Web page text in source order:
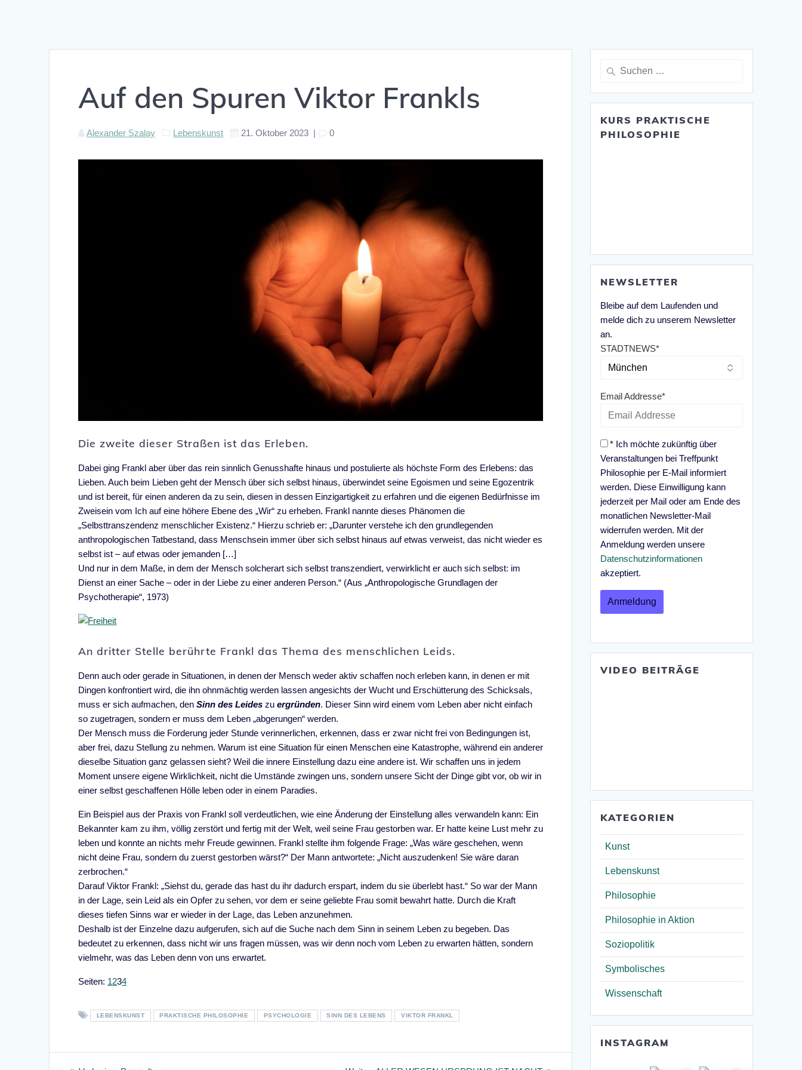
Auf den Spuren Viktor Frankls
Alexander Szalay Lebenskunst 21. Oktober 2023 | 0
Die zweite dieser Straßen ist das Erleben.
Dabei ging Frankl aber über das rein sinnlich Genusshafte hinaus und postulierte als höchste Form des Erlebens: das
Lieben. Auch beim Lieben geht der Mensch über sich selbst hinaus, überwindet seine Egoismen und seine Egozentrik
und ist bereit, für einen anderen da zu sein, diesen in dessen Einzigartigkeit zu erfahren und die eigenen Bedürfnisse im
Zweisein vom Ich auf eine höhere Ebene des „Wir“ zu erheben. Frankl nannte dieses Phänomen die
„Selbsttranszendenz menschlicher Existenz.“ Hierzu schrieb er: „Darunter verstehe ich den grundlegenden
anthropologischen Tatbestand, dass Menschsein immer über sich selbst hinaus auf etwas verweist, das nicht wieder es
selbst ist – auf etwas oder jemanden […]
Und nur in dem Maße, in dem der Mensch solcherart sich selbst transzendiert, verwirklicht er auch sich selbst: im
Dienst an einer Sache – oder in der Liebe zu einer anderen Person.“ (Aus „Anthropologische Grundlagen der
Psychotherapie“, 1973)
An dritter Stelle berührte Frankl das Thema des menschlichen Leids.
Denn auch oder gerade in Situationen, in denen der Mensch weder aktiv schaffen noch erleben kann, in denen er mit
Dingen konfrontiert wird, die ihn ohnmächtig werden lassen angesichts der Wucht und Erschütterung des Schicksals,
muss er sich aufmachen, denSinn des Leides zuergründen. Dieser Sinn wird einem vom Leben aber nicht einfach
so zugetragen, sondern er muss dem Leben „abgerungen“ werden.
Der Mensch muss die Forderung jeder Stunde verinnerlichen, erkennen, dass er zwar nicht frei von Bedingungen ist,
aber frei, dazu Stellung zu nehmen. Warum ist eine Situation für einen Menschen eine Katastrophe, während ein anderer
dieselbe Situation ganz gelassen sieht? Weil die innere Einstellung dazu eine andere ist. Wir schaffen uns in jedem
Moment unsere eigene Wirklichkeit, nicht die Umstände zwingen uns, sondern unsere Sicht der Dinge gibt vor, ob wir in
einer selbst geschaffenen Hölle leben oder in einem Paradies.
Ein Beispiel aus der Praxis von Frankl soll verdeutlichen, wie eine Änderung der Einstellung alles verwandeln kann: Ein
Bekannter kam zu ihm, völlig zerstört und fertig mit der Welt, weil seine Frau gestorben war. Er hatte keine Lust mehr zu
leben und konnte an nichts mehr Freude gewinnen. Frankl stellte ihm folgende Frage: „Was wäre geschehen, wenn
nicht deine Frau, sondern du zuerst gestorben wärst?“ Der Mann antwortete: „Nicht auszudenken! Sie wäre daran
zerbrochen.“
Darauf Viktor Frankl: „Siehst du, gerade das hast du ihr dadurch erspart, indem du sie überlebt hast.“ So war der Mann
in der Lage, sein Leid als ein Opfer zu sehen, vor dem er seine geliebte Frau somit bewahrt hatte. Durch die Kraft
dieses tiefen Sinns war er wieder in der Lage, das Leben anzunehmen.
Deshalb ist der Einzelne dazu aufgerufen, sich auf die Suche nach dem Sinn in seinem Leben zu begeben. Das
bedeutet zu erkennen, dass nicht wir uns fragen müssen, was wir denn noch vom Leben zu erwarten hätten, sondern
vielmehr, was das Leben denn von uns erwartet.
Seiten: Seite
1,
Seite
2,
Seite
3,
Seite
4
LEBENSKUNST PRAKTISCHE PHILOSOPHIE PSYCHOLOGIE SINN DES LEBENS VIKTOR FRANKL
Suche
KURS PRAKTISCHE
PHILOSOPHIE
NEWSLETTER
Bleibe auf dem Laufenden und
melde dich zu unserem Newsletter
an.
STADTNEWS*
Email Addresse*
* Ich möchte zukünftig über
Veranstaltungen bei Treffpunkt
Philosophie per E-Mail informiert
werden. Diese Einwilligung kann
jederzeit per Mail oder am Ende des
monatlichen Newsletter-Mail
widerrufen werden. Mit der
Anmeldung werden unsere
Datenschutzinformationen
akzeptiert.
VIDEO BEITRÄGE
KATEGORIEN
Kunst
Lebenskunst
Philosophie
Philosophie in Aktion
Soziopolitik
Symbolisches
Wissenschaft
INSTAGRAM